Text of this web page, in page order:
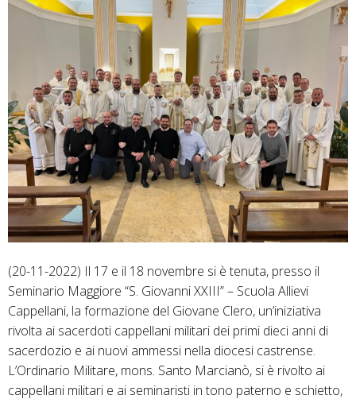
(20-11-2022) Il 17 e il 18 novembre si è tenuta, presso il
Seminario Maggiore “S. Giovanni XXIII” – Scuola Allievi
Cappellani, la formazione del Giovane Clero, un’iniziativa
rivolta ai sacerdoti cappellani militari dei primi dieci anni di
sacerdozio e ai nuovi ammessi nella diocesi castrense.
L’Ordinario Militare, mons. Santo Marcianò, si è rivolto ai
cappellani militari e ai seminaristi in tono paterno e schietto,